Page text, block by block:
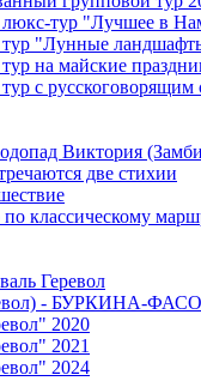
тур "Лучшее в
"Лунные
на майские
с
Виктория
две стихии
классическому
Геревол
- БУРКИНА-
2020
2021
2024